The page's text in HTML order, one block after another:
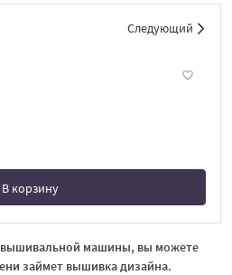
Следующий
В корзину
В корзине
вышивальной машины, вы можете
займет вышивка дизайна.